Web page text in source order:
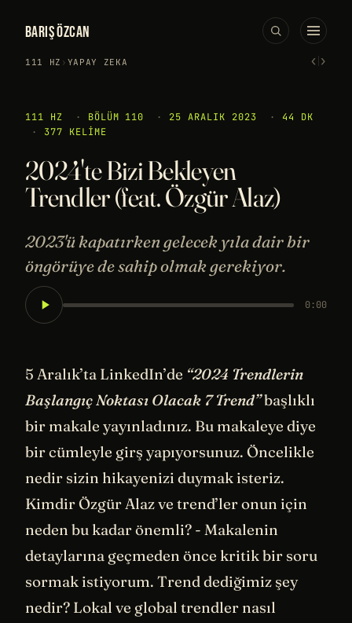
BARIŞ ÖZCAN
111 HZ › YAPAY ZEKA ‹›
111 HZ · BÖLÜM 110 · 25 ARALIK 2023 ·
44 DK
·
377 KELIME
2024'te Bizi Bekleyen
Trendler (feat. Özgür Alaz)
2023'ü kapatırken gelecek yıla dair bir
öngörüye de sahip olmak gerekiyor.
0:00
5 Aralık’ta LinkedIn’de “2024 Trendlerin
Başlangıç Noktası Olacak 7 Trend”başlıklı
bir makale yayınladınız. Bu makaleye diye
bir cümleyle girş yapıyorsunuz. Öncelikle
nedir sizin hikayenizi duymak isteriz.
Kimdir Özgür Alaz ve trend’ler onun için
neden bu kadar önemli? - Makalenin
detaylarına geçmeden önce kritik bir soru
sormak istiyorum. Trend dediğimiz şey
nedir? Lokal ve global trendler nasıl